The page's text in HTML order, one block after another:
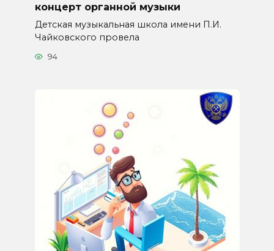
концерт органной музыки
Детская музыкальная школа имени П.И.
Чайковского провела
94